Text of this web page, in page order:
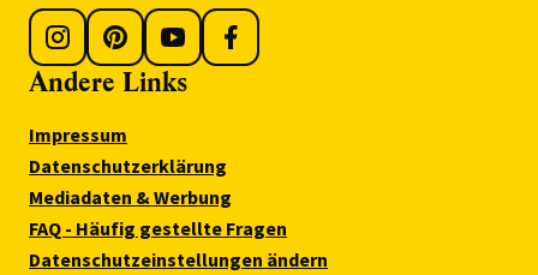
Andere Links
Impressum
Datenschutzerklärung
Mediadaten & Werbung
FAQ - Häufig gestellte Fragen
Datenschutzeinstellungen ändern